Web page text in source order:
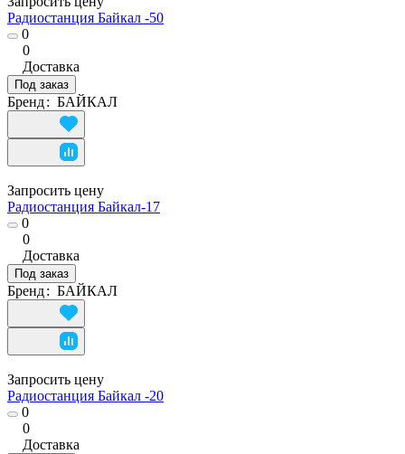
Радиостанция Байкал -50
0
0
Доставка
Под заказ
Бренд: БАЙКАЛ
Запросить цену
Радиостанция Байкал-17
0
0
Доставка
Под заказ
Бренд: БАЙКАЛ
Запросить цену
Радиостанция Байкал -20
0
0
Доставка